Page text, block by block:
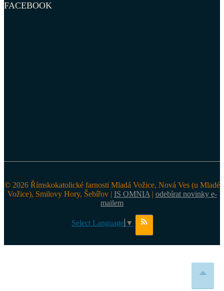
FACEBOOK
© 2026 Římskokatolické farnosti Mladá Vožice, Nová Ves (u Mladé
Vožice), Smilovy Hory, Šebířov | IS OMNIA| odebírat novinky e-
mailem
Select Language ▼